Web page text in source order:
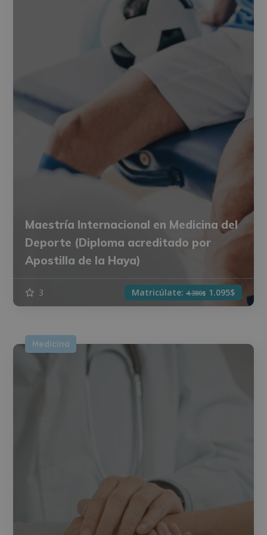
Maestría Internacional en Medicina del
Deporte (Diploma acreditado por
Apostilla de la Haya)
3 Matricúlate: 4.380$ 1.095$
Medicina